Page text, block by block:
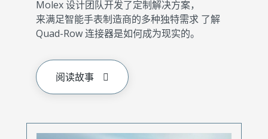
Molex 设计团队开发了定制解决方案，
来满足智能手表制造商的多种独特需求 了解
Quad-Row 连接器是如何成为现实的。
阅读故事